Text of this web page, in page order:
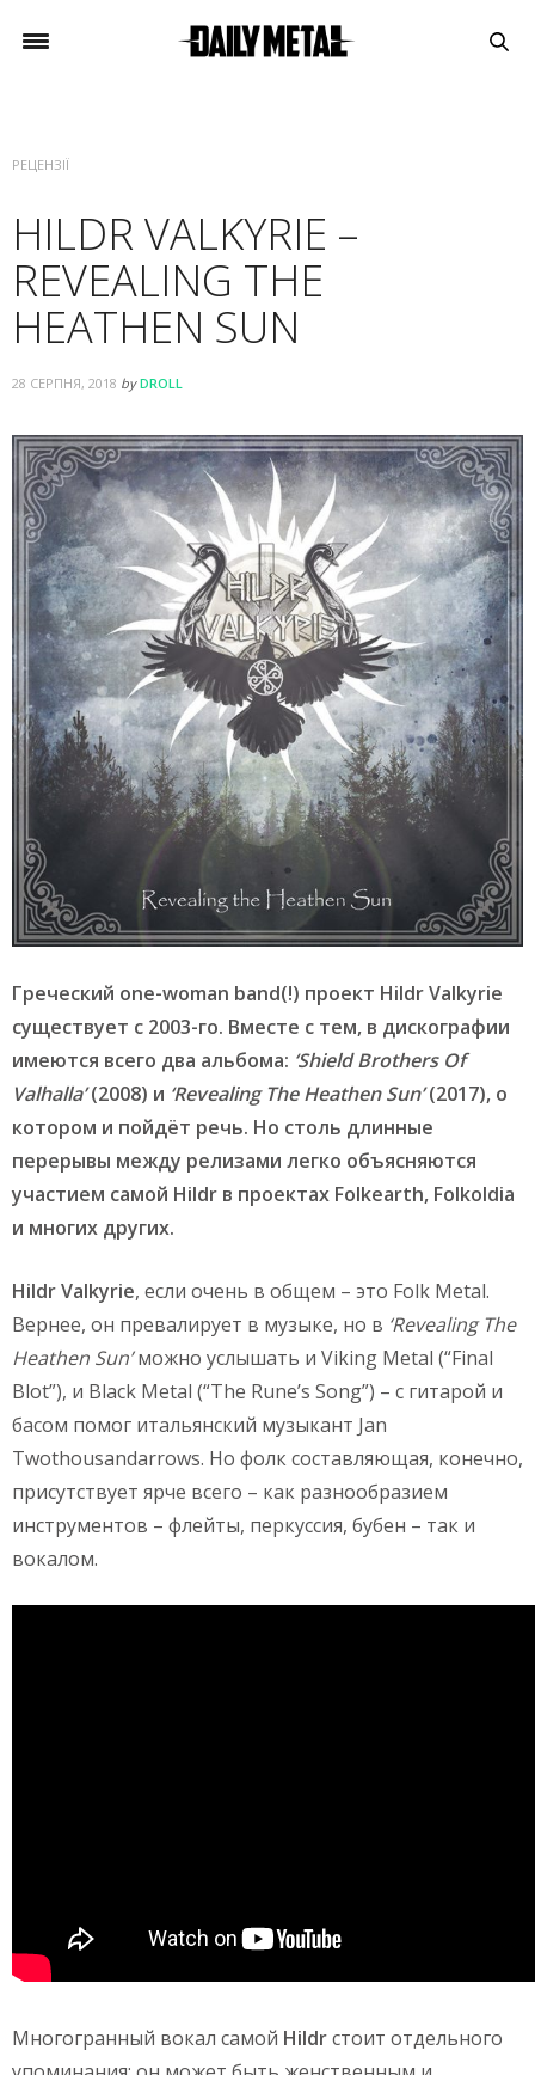
РЕЦЕНЗІЇ
HILDR VALKYRIE –
REVEALING THE
HEATHEN SUN
28 СЕРПНЯ, 2018 by DROLL
Греческий one-woman band(!) проект Hildr Valkyrie
существует с 2003-го. Вместе с тем, в дискографии
имеются всего два альбома: ‘Shield Brothers Of
Valhalla’(2008) и ‘Revealing The Heathen Sun’(2017), о
котором и пойдёт речь. Но столь длинные
перерывы между релизами легко объясняются
участием самой Hildr в проектах Folkearth, Folkoldia
и многих других.
Hildr Valkyrie, если очень в общем – это Folk Metal.
Вернее, он превалирует в музыке, но в ‘Revealing The
Heathen Sun’можно услышать и Viking Metal (“Final
Blot”), и Black Metal (“The Rune’s Song”) – с гитарой и
басом помог итальянский музыкант Jan
Twothousandarrows. Но фолк составляющая, конечно,
присутствует ярче всего – как разнообразием
инструментов – флейты, перкуссия, бубен – так и
вокалом.
Многогранный вокал самой Hildrстоит отдельного